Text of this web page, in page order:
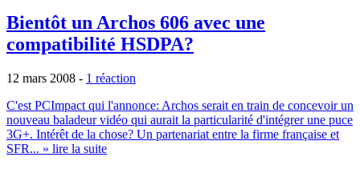
Bientôt un Archos 606 avec une
compatibilité HSDPA?
12 mars 2008 - 1 réaction
C'est PCImpact qui l'annonce: Archos serait en train de concevoir un
nouveau baladeur vidéo qui aurait la particularité d'intégrer une puce
3G+. Intérêt de la chose? Un partenariat entre la firme française et
SFR... » lire la suite